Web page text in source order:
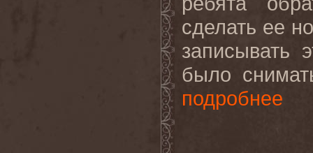
сделать ее
было
подробнее